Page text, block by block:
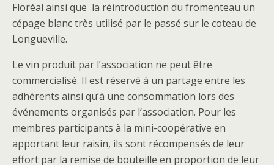
Floréal ainsi que la réintroduction du fromenteau un
cépage blanc très utilisé par le passé sur le coteau de
Longueville.
Le vin produit par l’association ne peut être
commercialisé. Il est réservé à un partage entre les
adhérents ainsi qu’à une consommation lors des
événements organisés par l’association. Pour les
membres participants à la mini-coopérative en
apportant leur raisin, ils sont récompensés de leur
effort par la remise de bouteille en proportion de leur